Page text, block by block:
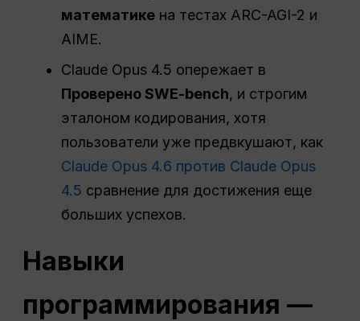
математике на тестах ARC-AGI-2 и
AIME.
Claude Opus 4.5 опережает в
Проверено SWE-bench, и строгим
эталоном кодирования, хотя
пользователи уже предвкушают, как
Claude Opus 4.6 против Claude Opus
4.5 сравнение для достижения еще
больших успехов.
Навыки
программирования —